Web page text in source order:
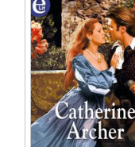
Calendario